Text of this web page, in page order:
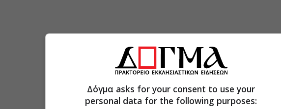
Δόγμα asks for your consent to use your
personal data for the following purposes: